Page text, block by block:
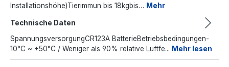
Installationshöhe)Tierimmun bis 18kgbis… Mehr
Technische Daten
SpannungsversorgungCR123A BatterieBetriebsbedingungen-
10°C ~ +50°C / Weniger als 90% relative Luftfe... Mehr lesen